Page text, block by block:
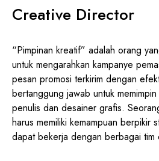
Creative Director
“Pimpinan kreatif” adalah orang
untuk mengarahkan kampanye
pesan promosi terkirim dengan
bertanggung jawab untuk
penulis dan desainer grafis.
harus memiliki kemampuan berpikir
dapat bekerja dengan berbagai tim